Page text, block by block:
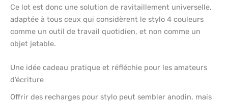
Ce lot est donc une solution de ravitaillement universelle,
adaptée à tous ceux qui considèrent le stylo 4 couleurs
comme un outil de travail quotidien, et non comme un
objet jetable.
Une idée cadeau pratique et réfléchie pour les amateurs
d’écriture
Offrir des recharges pour stylo peut sembler anodin, mais